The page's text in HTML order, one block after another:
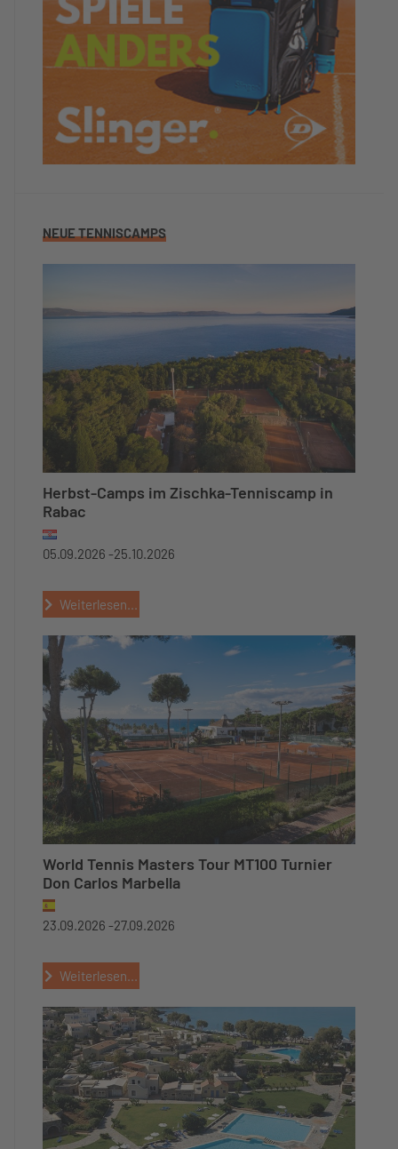
NEUE TENNISCAMPS
Herbst-Camps im Zischka-Tenniscamp in
Rabac
05.09.2026 -25.10.2026
Weiterlesen...
World Tennis Masters Tour MT100 Turnier
Don Carlos Marbella
23.09.2026 -27.09.2026
Weiterlesen...